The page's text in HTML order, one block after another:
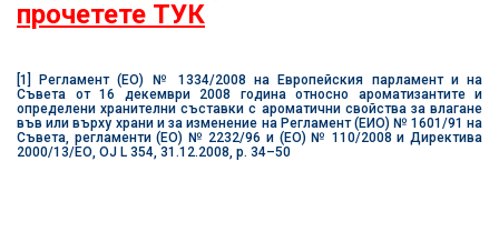
прочетете ТУК
[1]
Регламент (ЕО) № 1334/2008 на Европейския парламент и на
Съвета от 16 декември 2008 година относно ароматизантите и
определени хранителни съставки с ароматични свойства за влагане
във или върху храни и за изменение на Регламент (ЕИО) № 1601/91 на
Съвета, регламенти (ЕО) № 2232/96 и (ЕО) № 110/2008 и Директива
2000/13/ЕО, OJ L 354, 31.12.2008, p. 34–50